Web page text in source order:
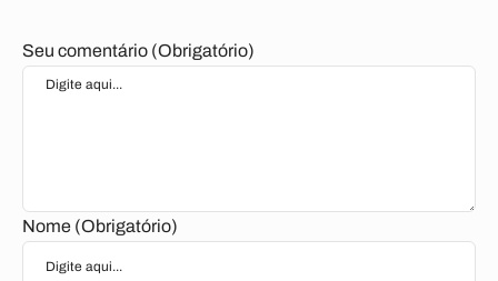
Seu comentário (Obrigatório)
Nome (Obrigatório)